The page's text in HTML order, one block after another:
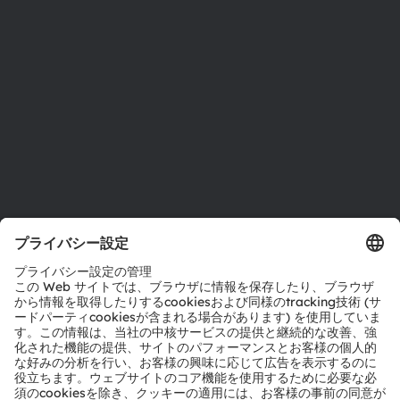
お問い合わせ
テクニカルサポート
パートナーネットワーク
通報